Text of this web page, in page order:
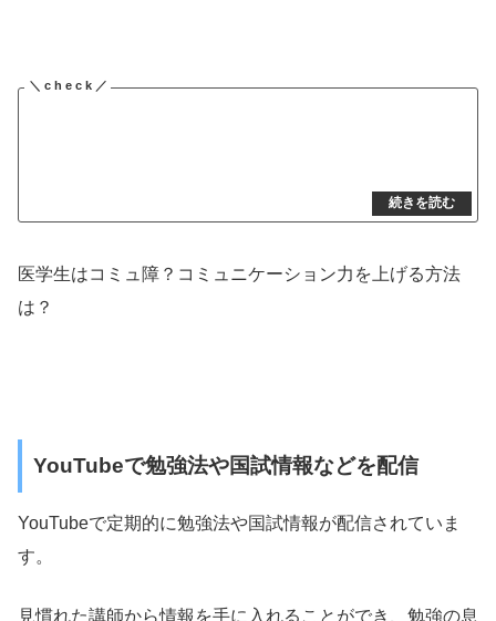
医学生はコミュ障？コミュニケーション力を上げる方法
は？
YouTubeで勉強法や国試情報などを配信
YouTubeで定期的に勉強法や国試情報が配信されていま
す。
見慣れた講師から情報を手に入れることができ、勉強の息